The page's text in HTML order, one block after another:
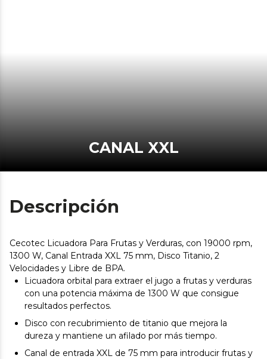
CANAL XXL
Descripción
Cecotec Licuadora Para Frutas y Verduras, con 19000 rpm,
1300 W, Canal Entrada XXL 75 mm, Disco Titanio, 2
Velocidades y Libre de BPA.
Licuadora orbital para extraer el jugo a frutas y verduras
con una potencia máxima de 1300 W que consigue
resultados perfectos.
Disco con recubrimiento de titanio que mejora la
dureza y mantiene un afilado por más tiempo.
Canal de entrada XXL de 75 mm para introducir frutas y